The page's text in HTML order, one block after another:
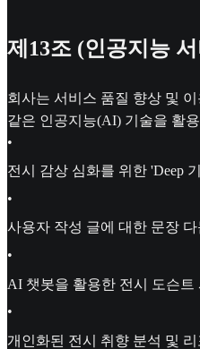
제13조 (인공지능
회사는 서비스 품질 향상 및
같은 인공지능(AI) 기술을 활
•
전시 감상 심화를 위한 'Deep
•
사용자 작성 글에 대한 문장
•
AI 챗봇을 활용한 전시 도슨트
•
개인화된 전시 취향 분석 및